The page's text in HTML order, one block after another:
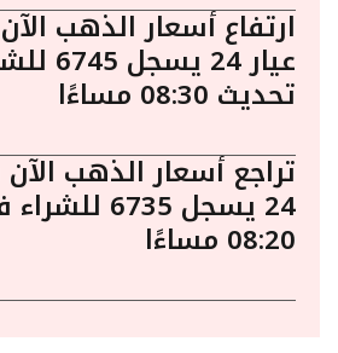
ارتفاع أسعار الذهب
عيار 24
تحديث 08:30 مساءًا
تراجع أسعار الذهب
24 يسجل
08:20 مساءًا